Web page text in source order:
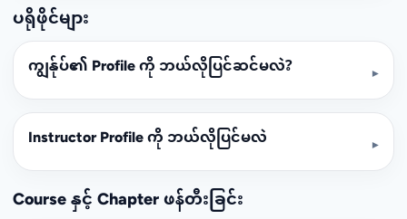
ပရိုဖိုင်များ
ကျွန်ုပ်၏ Profile ကို ဘယ်လိုပြင်ဆင်မလဲ? ▾
Instructor Profile ကို ဘယ်လိုပြင်မလဲ ▾
Course နှင့် Chapter ဖန်တီးခြင်း